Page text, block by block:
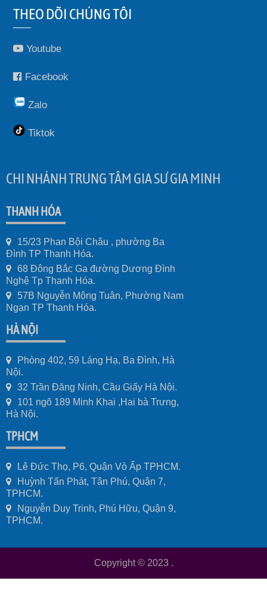
THEO DÕI CHÚNG TÔI
Youtube
Facebook
Zalo
Tiktok
CHI NHÁNH TRUNG TÂM GIA SƯ GIA MINH
THANH HÓA
15/23 Phan Bội Châu , phường Ba
Đình TP Thanh Hóa.
68 Đông Bắc Ga đường Dương Đình
Nghệ Tp Thanh Hóa.
57B Nguyễn Mộng Tuân, Phường Nam
Ngạn TP Thanh Hóa.
HÀ NỘI
Phòng 402, 59 Láng Hạ, Ba Đình, Hà
Nội.
32 Trần Đăng Ninh, Cầu Giấy Hà Nội.
101 ngõ 189 Minh Khai ,Hai bà Trưng,
Hà Nội.
TPHCM
Lê Đức Thọ, P6, Quận Vò Ấp TPHCM.
Huỳnh Tấn Phát, Tân Phú, Quận 7,
TPHCM.
Nguyễn Duy Trinh, Phú Hữu, Quận 9,
TPHCM.
Copyright © 2023 .